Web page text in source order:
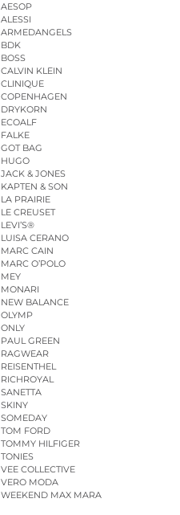
AESOP
ALESSI
ARMEDANGELS
BDK
BOSS
CALVIN KLEIN
CLINIQUE
COPENHAGEN
DRYKORN
ECOALF
FALKE
GOT BAG
HUGO
JACK & JONES
KAPTEN & SON
LA PRAIRIE
LE CREUSET
LEVI’S®
LUISA CERANO
MARC CAIN
MARC O’POLO
MEY
MONARI
NEW BALANCE
OLYMP
ONLY
PAUL GREEN
RAGWEAR
REISENTHEL
RICHROYAL
SANETTA
SKINY
SOMEDAY
TOM FORD
TOMMY HILFIGER
TONIES
VEE COLLECTIVE
VERO MODA
WEEKEND MAX MARA